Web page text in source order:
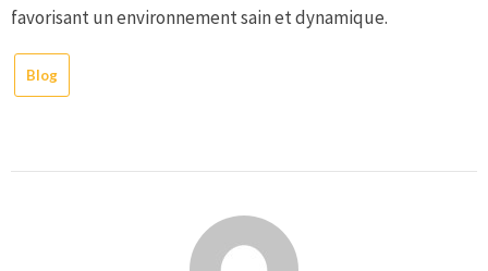
favorisant un environnement sain et dynamique.
Blog